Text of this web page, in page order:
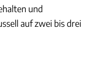
und
auf zwei bis drei